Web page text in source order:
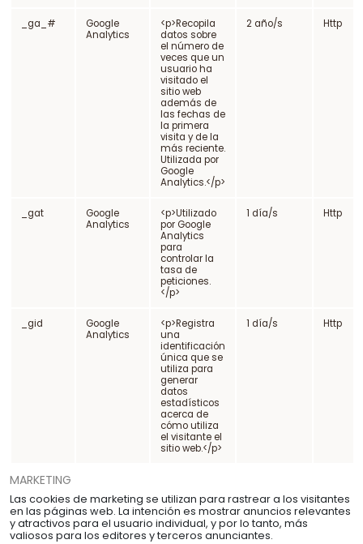
_ga_#
Google
Analytics
<p>Recopila
datos sobre
el número de
veces que un
usuario ha
visitado el
sitio web
además de
las fechas de
la primera
visita y de la
más reciente.
Utilizada por
Google
Analytics.</p>
2 año/s Http
_gat
Google
Analytics
<p>Utilizado
por Google
Analytics
para
controlar la
tasa de
peticiones.
</p>
1 día/s Http
_gid
Google
Analytics
<p>Registra
una
identificación
única que se
utiliza para
generar
datos
estadísticos
acerca de
cómo utiliza
el visitante el
sitio web.</p>
1 día/s Http
MARKETING
Las cookies de marketing se utilizan para rastrear a los visitantes
en las páginas web. La intención es mostrar anuncios relevantes
y atractivos para el usuario individual, y por lo tanto, más
valiosos para los editores y terceros anunciantes.